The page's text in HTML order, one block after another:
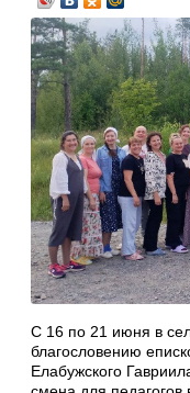
С 16 по 21 июня в
благословению
Елабужского